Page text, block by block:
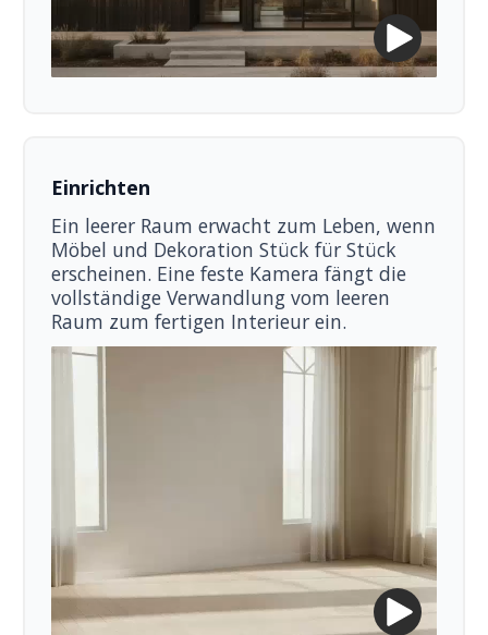
Einrichten
Ein leerer Raum erwacht zum Leben, wenn
Möbel und Dekoration Stück für Stück
erscheinen. Eine feste Kamera fängt die
vollständige Verwandlung vom leeren
Raum zum fertigen Interieur ein.